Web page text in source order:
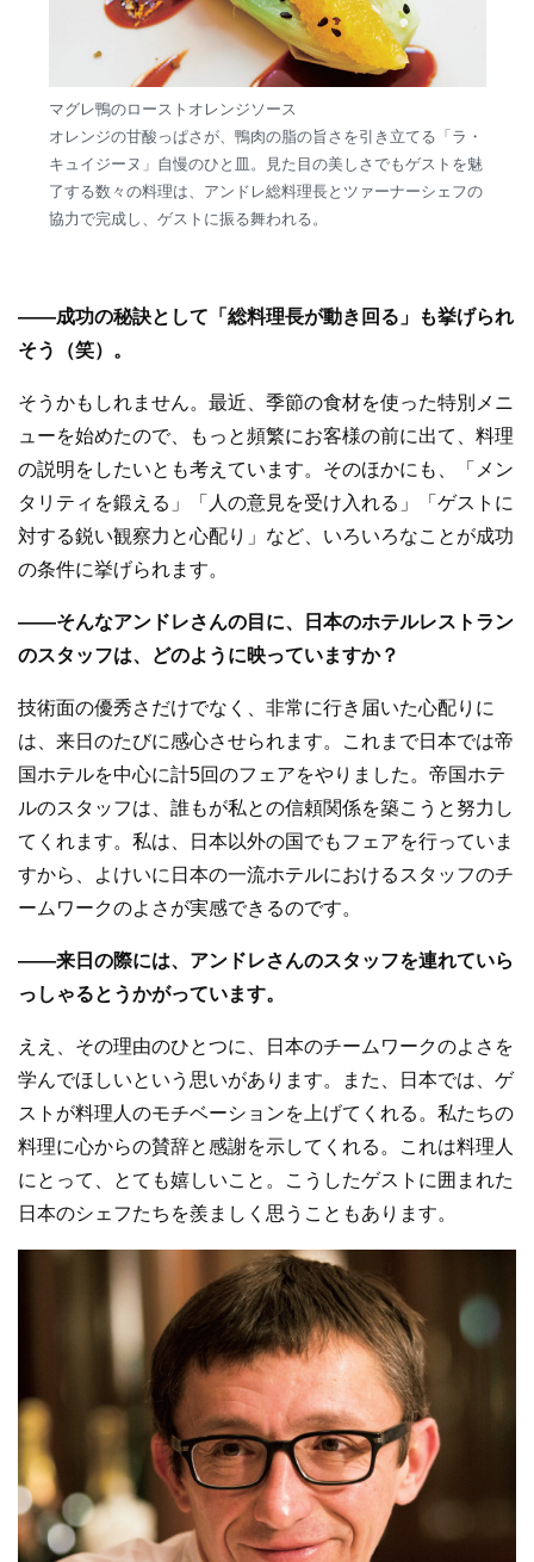
マグレ鴨のローストオレンジソース
オレンジの甘酸っぱさが、鴨肉の脂の旨さを引き立てる「ラ・
キュイジーヌ」自慢のひと皿。見た目の美しさでもゲストを魅
了する数々の料理は、アンドレ総料理長とツァーナーシェフの
協力で完成し、ゲストに振る舞われる。
――成功の秘訣として「総料理長が動き回る」も挙げられ
そう（笑）。
そうかもしれません。最近、季節の食材を使った特別メニ
ューを始めたので、もっと頻繁にお客様の前に出て、料理
の説明をしたいとも考えています。そのほかにも、「メン
タリティを鍛える」「人の意見を受け入れる」「ゲストに
対する鋭い観察力と心配り」など、いろいろなことが成功
の条件に挙げられます。
――そんなアンドレさんの目に、日本のホテルレストラン
のスタッフは、どのように映っていますか？
技術面の優秀さだけでなく、非常に行き届いた心配りに
は、来日のたびに感心させられます。これまで日本では帝
国ホテルを中心に計5回のフェアをやりました。帝国ホテ
ルのスタッフは、誰もが私との信頼関係を築こうと努力し
てくれます。私は、日本以外の国でもフェアを行っていま
すから、よけいに日本の一流ホテルにおけるスタッフのチ
ームワークのよさが実感できるのです。
――来日の際には、アンドレさんのスタッフを連れていら
っしゃるとうかがっています。
ええ、その理由のひとつに、日本のチームワークのよさを
学んでほしいという思いがあります。また、日本では、ゲ
ストが料理人のモチベーションを上げてくれる。私たちの
料理に心からの賛辞と感謝を示してくれる。これは料理人
にとって、とても嬉しいこと。こうしたゲストに囲まれた
日本のシェフたちを羨ましく思うこともあります。